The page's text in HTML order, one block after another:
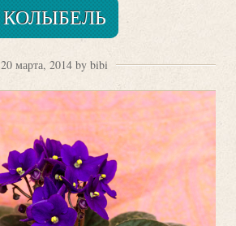
КОЛЫБЕЛЬ
20 марта, 2014 by bibi